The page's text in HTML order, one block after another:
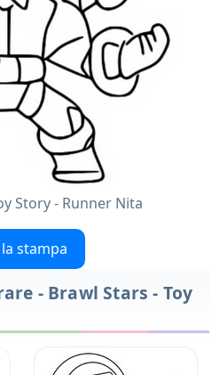
Story - Runner Nita
stampa
- Brawl Stars - Toy